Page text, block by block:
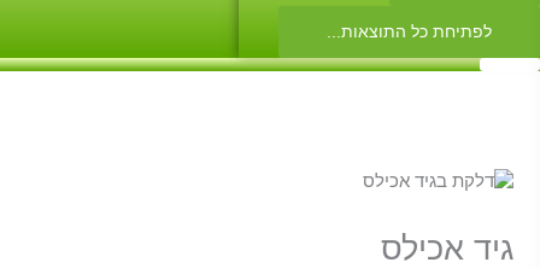
לפתיחת כל התוצאות...
גיד אכילס